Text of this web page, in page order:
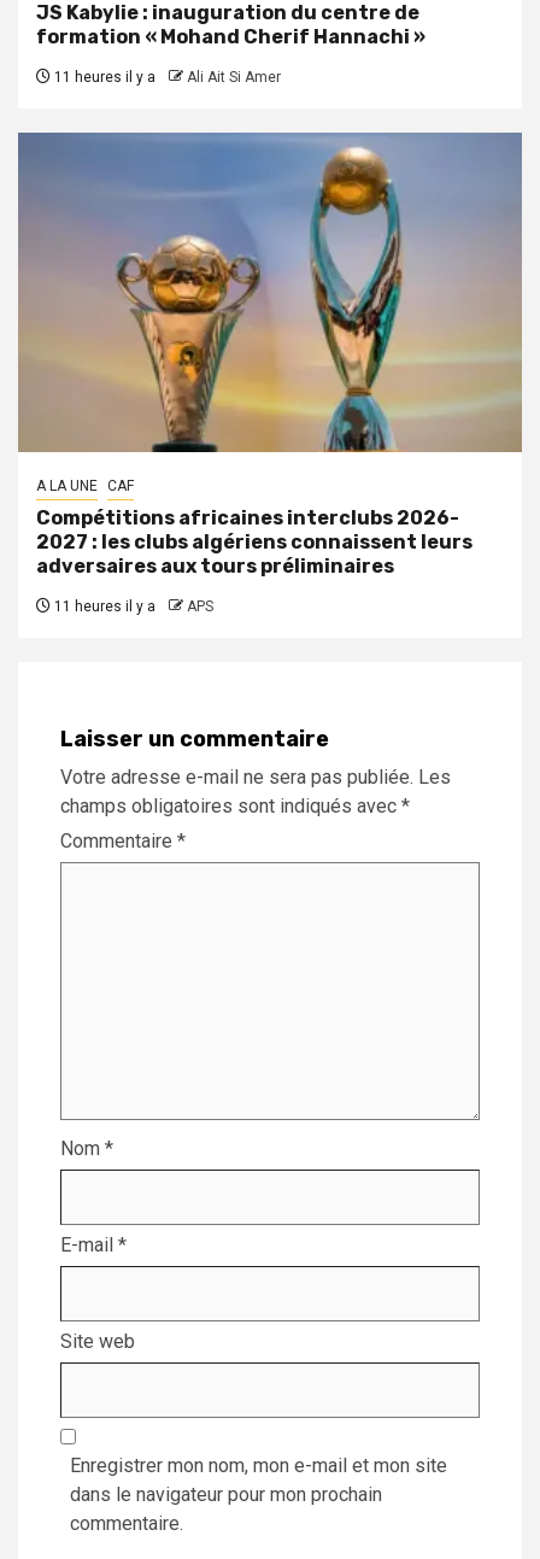
JS Kabylie : inauguration du centre de
formation « Mohand Cherif Hannachi »
11 heures il y a Ali Ait Si Amer
A LA UNE CAF
Compétitions africaines interclubs 2026-
2027 : les clubs algériens connaissent leurs
adversaires aux tours préliminaires
11 heures il y a APS
Laisser un commentaire
Votre adresse e-mail ne sera pas publiée. Les
champs obligatoires sont indiqués avec *
Commentaire *
Nom *
E-mail *
Site web
Enregistrer mon nom, mon e-mail et mon site
dans le navigateur pour mon prochain
commentaire.